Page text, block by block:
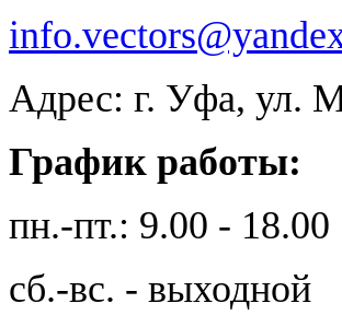
Адрес: г. Уфа, ул.
График работы:
пн.-пт.: 9.00 - 18.00
сб.-вс. - выходной